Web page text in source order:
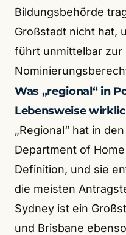
Bildungsbehörde
Großstadt nicht hat,
führt unmittelbar zur
Was „regional“ in
Lebensweise
„Regional“ hat in
Department of
Definition, und sie
die meisten
Sydney ist ein
und Brisbane